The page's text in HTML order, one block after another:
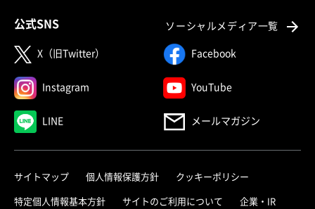
公式SNS ソーシャルメディア一覧
X（旧Twitter） Facebook
Instagram YouTube
LINE メールマガジン
サイトマップ 個人情報保護方針 クッキーポリシー
特定個人情報基本方針 サイトのご利用について 企業・IR